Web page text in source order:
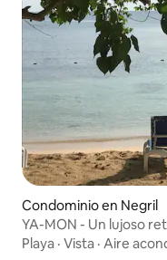
Condominio en Negril
YA-MON - Un lujoso
Playa · Vista · Aire